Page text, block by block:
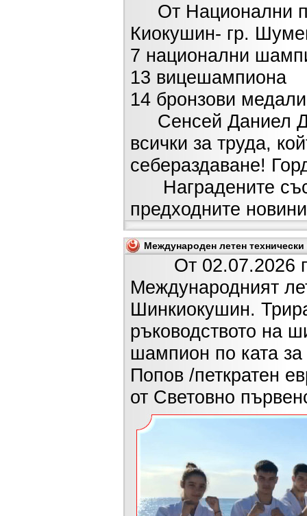
От Национални
Киокушин- гр.
7 национални
13 вицешампиона
14 бронзови
Сенсей Даниел
всички за труда,
себераздаване!
Наградените
предходните
Международен летен
От 02.07.2026 г.
Международният
Шинкиокушин.
ръководството на
шампион по ката
Попов /петкратен
от Световно